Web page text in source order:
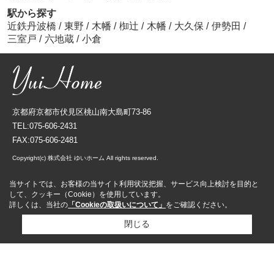
駅から探す
近鉄丹波橋 / 東野 / 木幡 / 椥辻 / 木幡 / 大久保 / 伊勢田 /
三室戸 / 六地蔵 / 小倉
京都府京都市伏見区桃山南大島町73-86
TEL:075-606-2431
FAX:075-606-2481
Copyright(c) 株式会社 ゆいホーム All rights reserved.
当サイトでは、お客様の当サイト利用状況把握、サービス向上検討を目的と
して、クッキー（Cookie）を使用しています。
詳しくは、当社の 「Cookieの取扱いについて」 をご確認ください。
閉じる